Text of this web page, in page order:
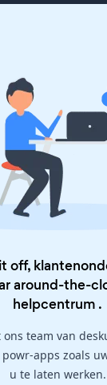
off,
around-the-
helpcentrum .
ons team van
apps zoals
u te laten werken.